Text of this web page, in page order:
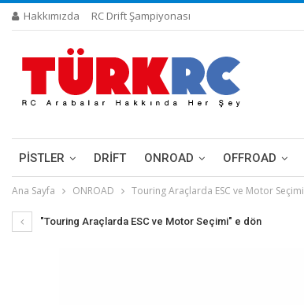
Hakkımızda RC Drift Şampiyonası
PİSTLER DRIFT ONROAD OFFROAD
Ana Sayfa ONROAD Touring Araçlarda ESC ve Motor Seçimi
"Touring Araçlarda ESC ve Motor Seçimi" e dön